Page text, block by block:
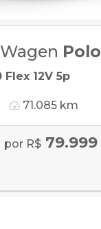
Polo
Flex 12V 5p
71.085 km
por R$ 79.999